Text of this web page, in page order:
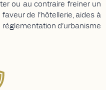
ou au contraire freiner un
de l’hôtellerie, aides à
réglementation d’urbanisme